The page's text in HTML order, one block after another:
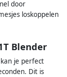
door
loskoppelen
Blender
je perfect
Dit is